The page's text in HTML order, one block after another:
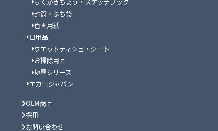
封筒・ぷち袋
色画用紙
日用品
ウエットティシュ・シート
お掃除用品
極厚シリーズ
エカロジャパン
OEM商品
採用
お問い合わせ